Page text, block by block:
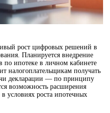
рост цифровых решений в
Планируется внедрение
по ипотеке в личном кабинете
налогоплательщикам получать
декларации — по принципу
возможность расширения
условиях роста ипотечных